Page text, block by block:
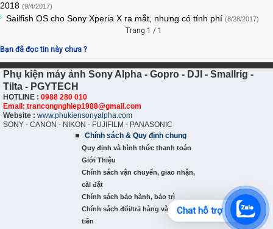
2018 (9/4/2017)
Sailfish OS cho Sony Xperia X ra mắt, nhưng có tính phí (8/28/2017)
Trang 1 / 1
Bạn đã đọc tin này chưa ?
Phụ kiện máy ảnh Sony Alpha - Gopro - DJI - Smallrig -
Tilta - PGYTECH
HOTLINE : 0988 280 010
Email: trancongnghiep1988@gmail.com
Website : www.phukiensonyalpha.com
SONY - CANON - NIKON - FUJIFILM - PANASONIC
Chính sách & Quy định chung
Quy định và hình thức thanh toán
Giới Thiệu
Chính sách vận chuyển, giao nhận,
cài đặt
Chính sách bảo hành, bảo trì
Chính sách đổi/trả hàng và hoàn
tiền
Chat hỗ trợ